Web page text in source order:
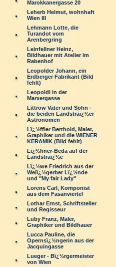
Marokkanergasse 20
Leherb Helmut, wohnhaft
Wien III
Lehmann Lotte, die
Turandot vom
Arenbergring
Leinfellner Heinz,
Bildhauer mit Atelier im
Rabenhof
Leopolder Johann, ein
Erdberger Fabrikant (Bild
fehlt)
Leopoldi in der
Marxergasse
Littrow Vater und Sohn -
die beiden Landstraï¿½er
Astronomen
Lï¿½ffler Berthold, Maler,
Graphiker und die WIENER
KERAMIK (Bild fehlt)
Lï¿½hner-Beda auf der
Landstraï¿½e
Lï¿½we Friedrich aus der
Weiï¿½gerber Lï¿½nde
und "My fair Lady"
Lorens Carl, Komponist
aus dem Fasanviertel
Lothar Ernst, Schriftsteller
und Regisseur
Luby Franz, Maler,
Graphiker und Bildhauer
Lucca Pauline, die
Opernsï¿½ngerin aus der
Jacquingasse
Lueger - Bï¿½rgermeister
von Wien